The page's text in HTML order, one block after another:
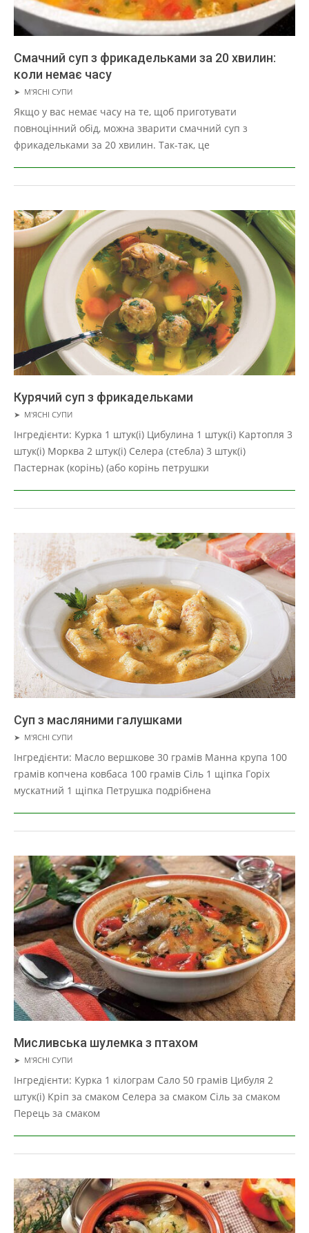
Смачний суп з фрикадельками за 20 хвилин:
коли немає часу
2019-
03-
27
➤ М'ЯСНІ СУПИ
Якщо у вас немає часу на те, щоб приготувати
повноцінний обід, можна зварити смачний суп з
фрикадельками за 20 хвилин. Так-так, це
Курячий суп з фрикадельками
2019-
01-
22
➤ М'ЯСНІ СУПИ
Інгредієнти: Курка 1 штук(і) Цибулина 1 штук(і) Картопля 3
штук(і) Морква 2 штук(і) Селера (стебла) 3 штук(і)
Пастернак (корінь) (або корінь петрушки
Суп з масляними галушками
2019-
01-
22
➤ М'ЯСНІ СУПИ
Інгредієнти: Масло вершкове 30 грамів Манна крупа 100
грамів копчена ковбаса 100 грамів Сіль 1 щіпка Горіх
мускатний 1 щіпка Петрушка подрібнена
Мисливська шулемка з птахом
2019-
01-
22
➤ М'ЯСНІ СУПИ
Інгредієнти: Курка 1 кілограм Сало 50 грамів Цибуля 2
штук(і) Кріп за смаком Селера за смаком Сіль за смаком
Перець за смаком